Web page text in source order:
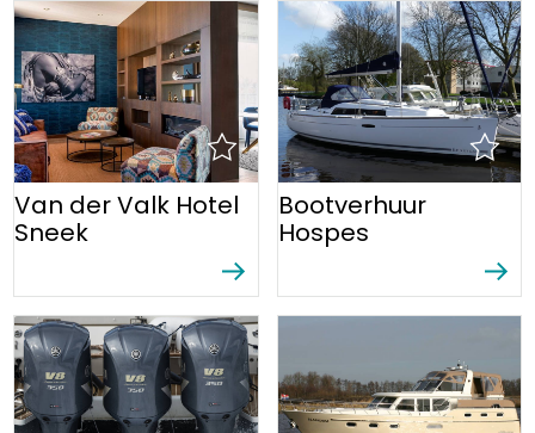
Van der Valk Hotel
Sneek
Bootverhuur
Hospes